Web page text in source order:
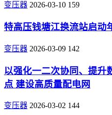
变压器 2026-03-10 159
特高压钱塘江换流站启动
变压器 2026-03-09 142
以强化一二次协同、提升
点 建设高质量配电网
变压器 2026-03-02 144